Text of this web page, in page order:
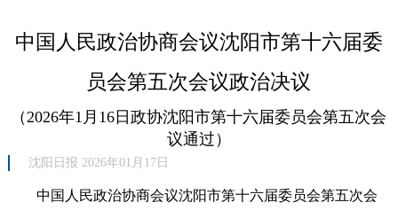
中国人民政治协商会议沈阳市第十六届委
员会第五次会议政治决议
（2026年1月16日政协沈阳市第十六届委员会第五次会
议通过）
沈阳日报 2026年01月17日
中国人民政治协商会议沈阳市第十六届委员会第五次会